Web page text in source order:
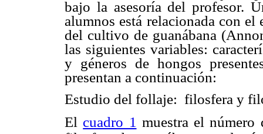
bajo la asesoría del profesor.
alumnos está relacionada con
del cultivo de guanábana
las siguientes variables:
y géneros de hongos
presentan a continuación:
Estudio del follaje: filosfera y
El cuadro 1 muestra el número